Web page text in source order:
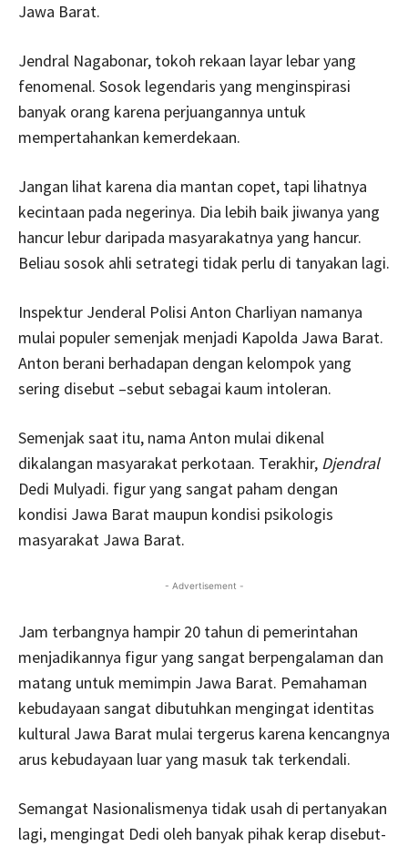
Jawa Barat.
Jendral Nagabonar, tokoh rekaan layar lebar yang
fenomenal. Sosok legendaris yang menginspirasi
banyak orang karena perjuangannya untuk
mempertahankan kemerdekaan.
Jangan lihat karena dia mantan copet, tapi lihatnya
kecintaan pada negerinya. Dia lebih baik jiwanya yang
hancur lebur daripada masyarakatnya yang hancur.
Beliau sosok ahli setrategi tidak perlu di tanyakan lagi.
Inspektur Jenderal Polisi Anton Charliyan namanya
mulai populer semenjak menjadi Kapolda Jawa Barat.
Anton berani berhadapan dengan kelompok yang
sering disebut –sebut sebagai kaum intoleran.
Semenjak saat itu, nama Anton mulai dikenal
dikalangan masyarakat perkotaan. Terakhir, Djendral
Dedi Mulyadi. figur yang sangat paham dengan
kondisi Jawa Barat maupun kondisi psikologis
masyarakat Jawa Barat.
- Advertisement -
Jam terbangnya hampir 20 tahun di pemerintahan
menjadikannya figur yang sangat berpengalaman dan
matang untuk memimpin Jawa Barat. Pemahaman
kebudayaan sangat dibutuhkan mengingat identitas
kultural Jawa Barat mulai tergerus karena kencangnya
arus kebudayaan luar yang masuk tak terkendali.
Semangat Nasionalismenya tidak usah di pertanyakan
lagi, mengingat Dedi oleh banyak pihak kerap disebut-